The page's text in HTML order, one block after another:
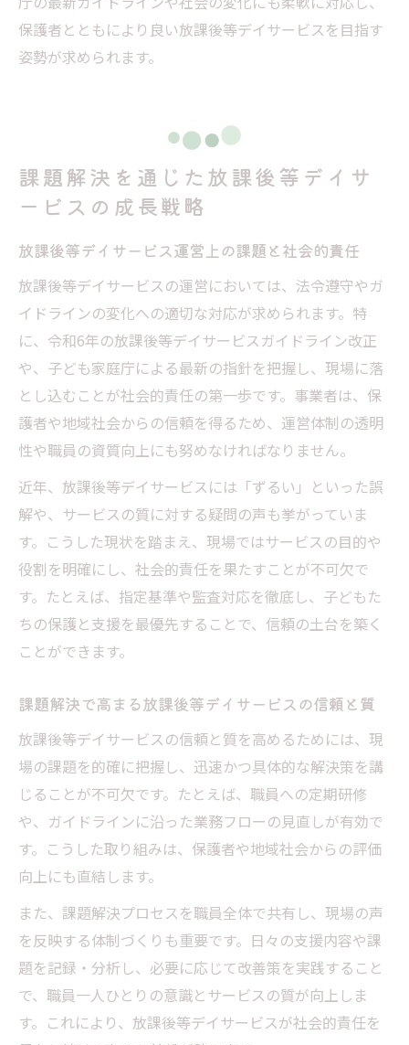
保護者とともにより良い放課後等デイサービスを目指す
姿勢が求められます。
課題解決を通じた放課後等デイサ
ービスの成長戦略
放課後等デイサービス運営上の課題と社会的責任
放課後等デイサービスの運営においては、法令遵守やガ
イドラインの変化への適切な対応が求められます。特
に、令和6年の放課後等デイサービスガイドライン改正
や、子ども家庭庁による最新の指針を把握し、現場に落
とし込むことが社会的責任の第一歩です。事業者は、保
護者や地域社会からの信頼を得るため、運営体制の透明
性や職員の資質向上にも努めなければなりません。
近年、放課後等デイサービスには「ずるい」といった誤
解や、サービスの質に対する疑問の声も挙がっていま
す。こうした現状を踏まえ、現場ではサービスの目的や
役割を明確にし、社会的責任を果たすことが不可欠で
す。たとえば、指定基準や監査対応を徹底し、子どもた
ちの保護と支援を最優先することで、信頼の土台を築く
ことができます。
課題解決で高まる放課後等デイサービスの信頼と質
放課後等デイサービスの信頼と質を高めるためには、現
場の課題を的確に把握し、迅速かつ具体的な解決策を講
じることが不可欠です。たとえば、職員への定期研修
や、ガイドラインに沿った業務フローの見直しが有効で
す。こうした取り組みは、保護者や地域社会からの評価
向上にも直結します。
また、課題解決プロセスを職員全体で共有し、現場の声
を反映する体制づくりも重要です。日々の支援内容や課
題を記録・分析し、必要に応じて改善策を実践すること
で、職員一人ひとりの意識とサービスの質が向上しま
す。これにより、放課後等デイサービスが社会的責任を